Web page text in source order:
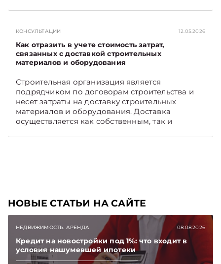
КОНСУЛЬТАЦИИ 12.05.2026
Как отразить в учете стоимость затрат,
связанных с доставкой строительных
материалов и оборудования
Строительная организация является
подрядчиком по договорам строительства и
несет затраты на доставку строительных
материалов и оборудования. Доставка
осуществляется как собственным, так и
НОВЫЕ СТАТЬИ НА САЙТЕ
НЕДВИЖИМОСТЬ. АРЕНДА 08.08.2026
Кредит на новостройки под 1%: что входит в
условия нашумевшей ипотеки